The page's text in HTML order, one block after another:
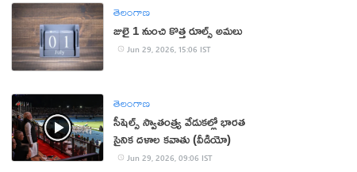
తెలంగాణ
జులై 1 నుంచి కొత్త రూల్స్ అమలు
Jun 29, 2026, 15:06 IST
తెలంగాణ
సీషెల్స్ స్వాతంత్ర్య వేడుకల్లో భారత
సైనిక దళాల కవాతు (వీడియో)
Jun 29, 2026, 09:06 IST